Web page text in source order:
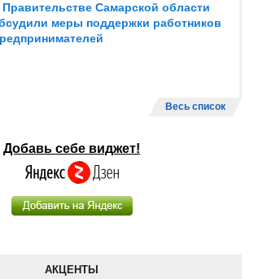
Правительстве Самарской области
меры поддержки работников
Весь список
Добавь себе виджет!
АКЦЕНТЫ